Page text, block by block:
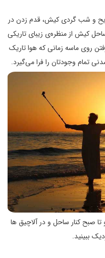
و شب گردی کیش، قدم زدن در
کیش از منظره‌ی زیبای تاریکی
روی ماسه زمانی که هوا تاریک
وجودتان را فرا می‌گیرد.
صبح کنار ساحل و در آلاچیق ها
ببینید.